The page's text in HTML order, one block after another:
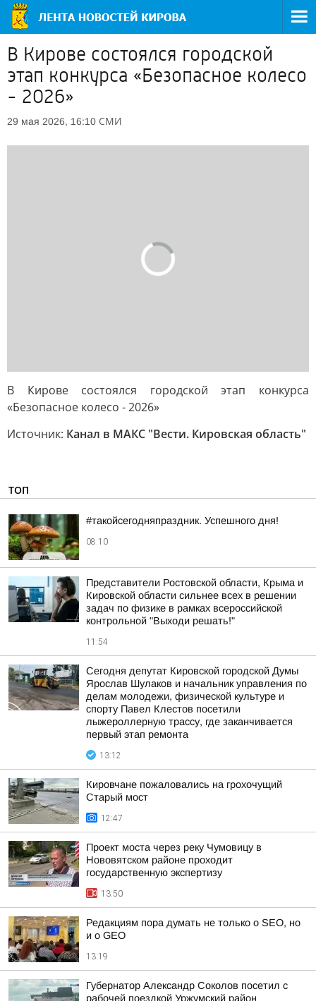
В Кирове состоялся городской
этап конкурса «Безопасное колесо
- 2026»
29 мая 2026, 16:10 СМИ
В Кирове состоялся городской этап конкурса
«Безопасное колесо - 2026»
Источник: Канал в МАКС "Вести. Кировская область"
ТОП
#такойсегодняпраздник. Успешного дня!
08:10
Представители Ростовской области, Крыма и
Кировской области сильнее всех в решении
задач по физике в рамках всероссийской
контрольной "Выходи решать!"
11:54
Сегодня депутат Кировской городской Думы
Ярослав Шулаков и начальник управления по
делам молодежи, физической культуре и
спорту Павел Клестов посетили
лыжероллерную трассу, где заканчивается
первый этап ремонта
13:12
Кировчане пожаловались на грохочущий
Старый мост
12:47
Проект моста через реку Чумовицу в
Нововятском районе проходит
государственную экспертизу
13:50
Редакциям пора думать не только о SEO, но
и о GEO
13:19
Губернатор Александр Соколов посетил с
рабочей поездкой Уржумский район